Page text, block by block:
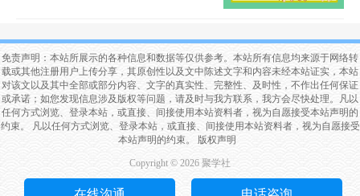
免责声明：本站所展示的各种信息和数据等仅供参考。本站所有信息均来源于网络转
载或其他注册用户上传分享，其原创性以及文中陈述文字和内容未经本站证实，本站
对该文以及其中全部或部分内容、文字的真实性、完整性、及时性，不作出任何保证
或承诺；如您发现信息涉及版权等问题，请及时与我方联系，我方会尽快处理。凡以
任何方式浏览、登录本站，或直接、间接使用本站资料者，视为自愿接受本站声明的
约束。 凡以任何方式浏览、登录本站，或直接、间接使用本站资料者，视为自愿接受
本站声明的约束。
版权声明
Copyright © 2026 聚学社